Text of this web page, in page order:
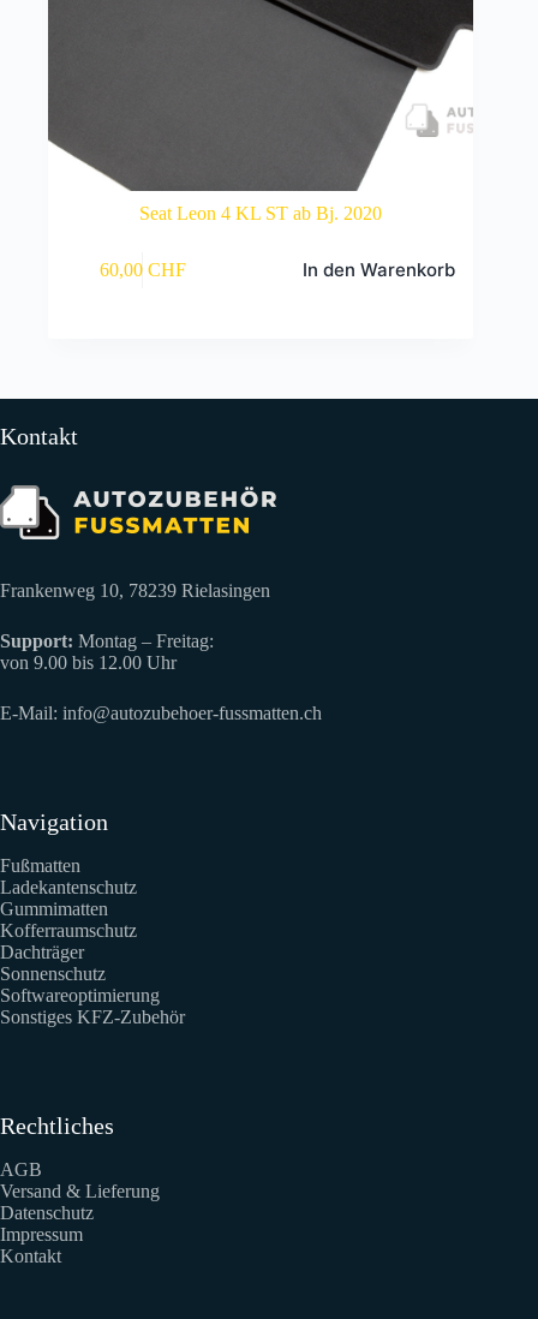
Seat Leon 4 KL ST ab Bj. 2020
60,00 CHF In den Warenkorb
Kontakt
Frankenweg 10, 78239 Rielasingen
Support: Montag – Freitag:
von 9.00 bis 12.00 Uhr
E-Mail: info@autozubehoer-fussmatten.ch
Navigation
Fußmatten
Ladekantenschutz
Gummimatten
Kofferraumschutz
Dachträger
Sonnenschutz
Softwareoptimierung
Sonstiges KFZ-Zubehör
Rechtliches
AGB
Versand & Lieferung
Datenschutz
Impressum
Kontakt